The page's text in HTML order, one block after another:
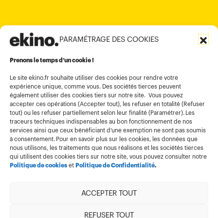
PARAMÉTRAGE DES COOKIES
Prenons le temps d’un cookie !
Le site ekino.fr souhaite utiliser des cookies pour rendre votre
expérience unique, comme vous. Des sociétés tierces peuvent
également utiliser des cookies tiers sur notre site. Vous pouvez
accepter ces opérations (Accepter tout), les refuser en totalité (Refuser
tout) ou les refuser partiellement selon leur finalité (Paramétrer). Les
traceurs techniques indispensables au bon fonctionnement de nos
services ainsi que ceux bénéficiant d’une exemption ne sont pas soumis
à consentement. Pour en savoir plus sur les cookies, les données que
nous utilisons, les traitements que nous réalisons et les sociétés tierces
qui utilisent des cookies tiers sur notre site, vous pouvez consulter notre
Politique de cookiesetPolitique de Confidentialité.
ACCEPTER TOUT
REFUSER TOUT
Informations légales
Conditions générales d’utilisation
Politique de confidentialité
Politique cookies
Gestion des cookies
Index égalité